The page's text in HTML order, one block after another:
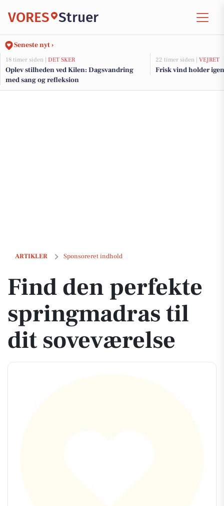
VORES Struer
Seneste nyt ›
18 timer siden | DET SKER
Oplev stilheden ved Kilen: Dagsvandring
med sang og refleksion
22 timer siden | VEJRET
Frisk vind holder
ARTIKLER Sponsoreret indhold
Find den perfekte springmadras til dit soveværelse
Find den perfekte
springmadras til
dit soveværelse